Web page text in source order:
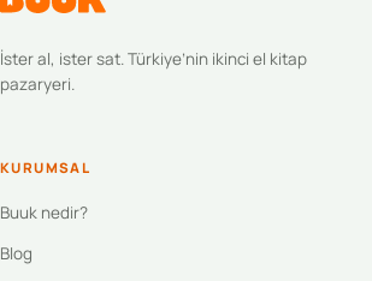
İster al, ister sat. Türkiye’nin ikinci el kitap
pazaryeri.
KURUMSAL
Buuk nedir?
Blog